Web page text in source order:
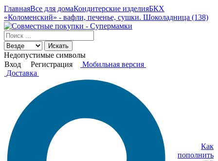
ГлавнаяВсе для домаКондитерские изделияБКХ
«Коломенский» - вафли, печенье, сушки. Шоколадница (138)
Искать
Недопустимые символы
Вход
Регистрация
Мобильная версия
Доставка
Как
пополнить